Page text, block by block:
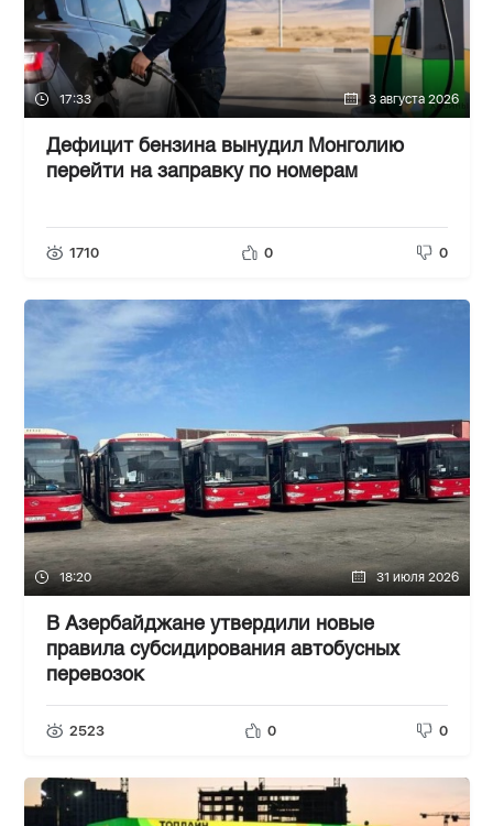
17:33 3 августа 2026
Дефицит бензина вынудил Монголию
перейти на заправку по номерам
1710 0 0
18:20 31 июля 2026
В Азербайджане утвердили новые
правила субсидирования автобусных
перевозок
2523 0 0